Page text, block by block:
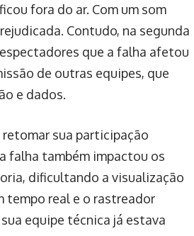
fora do ar. Com um som
Contudo, na segunda
que a falha afetou
de outras equipes, que
e dados.
sua participação
falha também impactou os
dificultando a visualização
tempo real e o rastreador
equipe técnica já estava